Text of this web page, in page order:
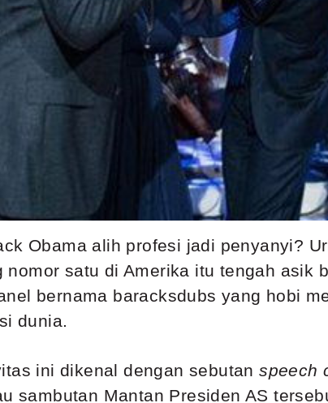
Obama alih profesi jadi penyanyi?
nomor satu di Amerika itu tengah asik
bernama baracksdubs yang hobi
dunia.
ini dikenal dengan sebutanspeech
sambutan Mantan Presiden AS